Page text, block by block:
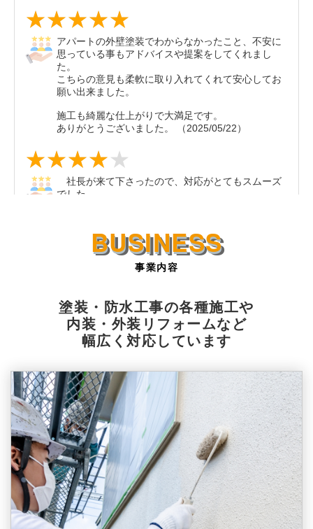
事業内容
塗装・防水工事の各種施工や
内装・外装リフォームなど
幅広く対応しています